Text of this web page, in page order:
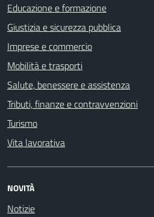
Educazione e formazione
Giustizia e sicurezza pubblica
Imprese e commercio
Mobilità e trasporti
Salute, benessere e assistenza
Tributi, finanze e contravvenzioni
Turismo
Vita lavorativa
NOVITÀ
Notizie